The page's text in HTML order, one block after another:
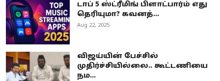
டாப் 5 ஸ்ட்ரீமிங் பிளாட்பார்ம் எது
தெரியுமா? கவனத்...
Aug 22, 2025
விஜய்யின் பேச்சில்
முதிர்ச்சியில்லை.. கூட்டணியை
நம...